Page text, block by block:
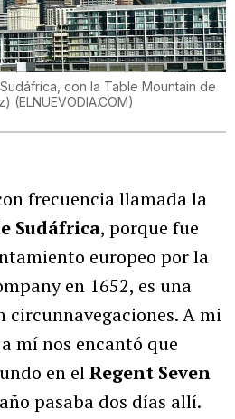
con la Table Mountain de
(ELNUEVODIA.COM)
frecuencia llamada la
Sudáfrica, porque fue
europeo por la
en 1652, es una
circunnavegaciones. A mi
mí nos encantó que
en elRegent Seven
pasaba dos días allí.